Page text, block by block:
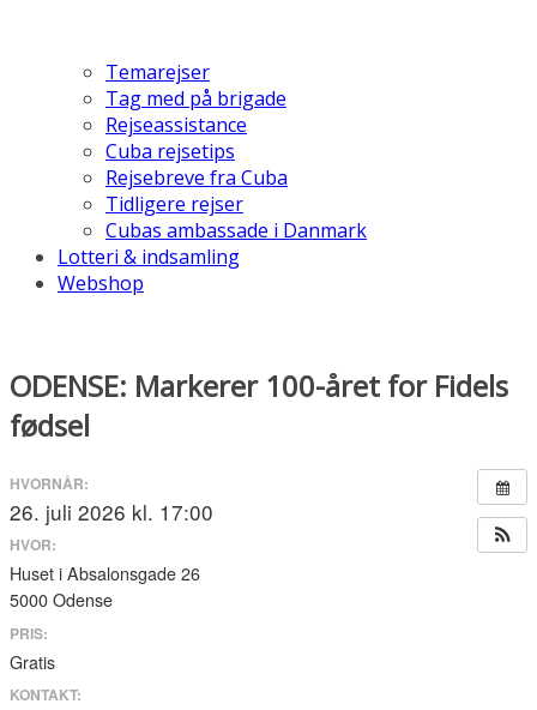
Temarejser
Tag med på brigade
Rejseassistance
Cuba rejsetips
Rejsebreve fra Cuba
Tidligere rejser
Cubas ambassade i Danmark
Lotteri & indsamling
Webshop
ODENSE: Markerer 100-året for Fidels
fødsel
HVORNÅR:
26. juli 2026 kl. 17:00
HVOR:
Huset i Absalonsgade 26
5000 Odense
PRIS:
Gratis
KONTAKT: